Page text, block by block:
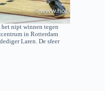
nipt winnen tegen
in Rotterdam
Laren. De sfeer